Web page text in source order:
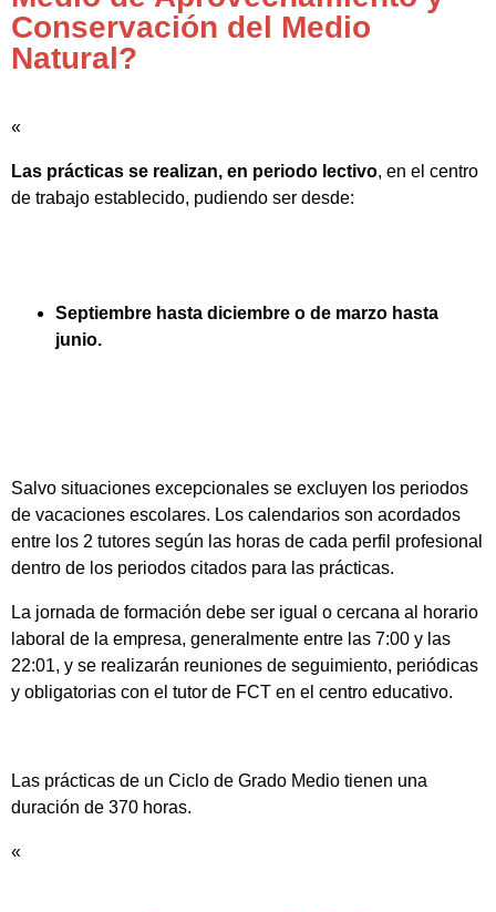
Conservación del Medio
Natural?
«
Las prácticas se realizan, en periodo lectivo, en el centro
de trabajo establecido, pudiendo ser desde:
Septiembre hasta diciembre o de marzo hasta
junio.
Salvo situaciones excepcionales se excluyen los periodos
de vacaciones escolares. Los calendarios son acordados
entre los 2 tutores según las horas de cada perfil profesional
dentro de los periodos citados para las prácticas.
La jornada de formación debe ser igual o cercana al horario
laboral de la empresa, generalmente entre las 7:00 y las
22:01, y se realizarán reuniones de seguimiento, periódicas
y obligatorias con el tutor de FCT en el centro educativo.
Las prácticas de un Ciclo de Grado Medio tienen una
duración de 370 horas.
«